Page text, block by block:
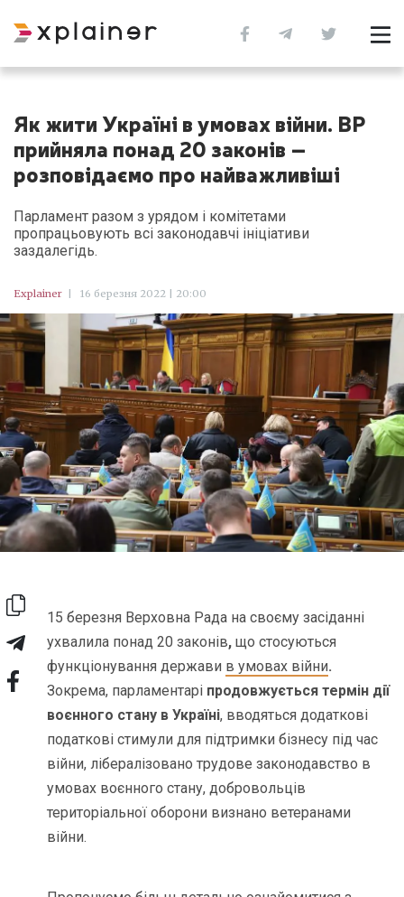
Як жити Україні в умовах війни. ВР
прийняла понад 20 законів –
розповідаємо про найважливіші
Парламент разом з урядом і комітетами
пропрацьовують всі законодавчі ініціативи
заздалегідь.
Explainer 16 березня 2022 | 20:00
15 березня Верховна Рада на своєму засіданні
ухвалила понад 20 законів,що стосуються
функціонування держави в умовах війни.
Зокрема, парламентарі продовжується термін дії
воєнного стану в Україні, вводяться додаткові
податкові стимули для підтримки бізнесу під час
війни, лібералізовано трудове законодавство в
умовах воєнного стану, добровольців
територіальної оборони визнано ветеранами
війни.